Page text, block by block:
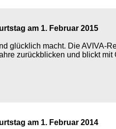
am 1. Februar 2015
glücklich macht. Die AVIVA-
zurückblicken und blickt mit
am 1. Februar 2014